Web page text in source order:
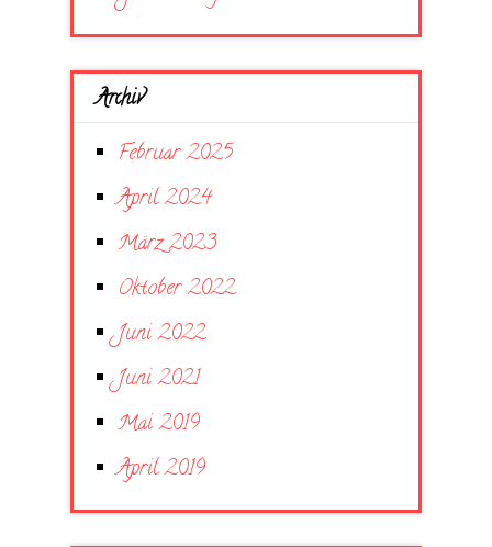
Archiv
Februar 2025
April 2024
März 2023
Oktober 2022
Juni 2022
Juni 2021
Mai 2019
April 2019